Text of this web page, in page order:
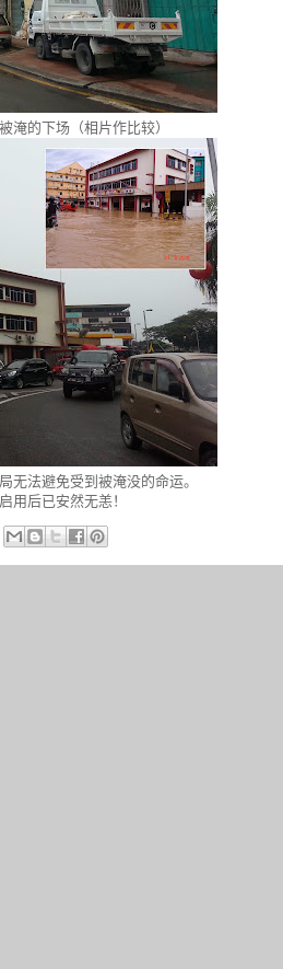
淹的下场（相片作比较）
无法避免受到被淹没的命运。
用后已安然无恙！